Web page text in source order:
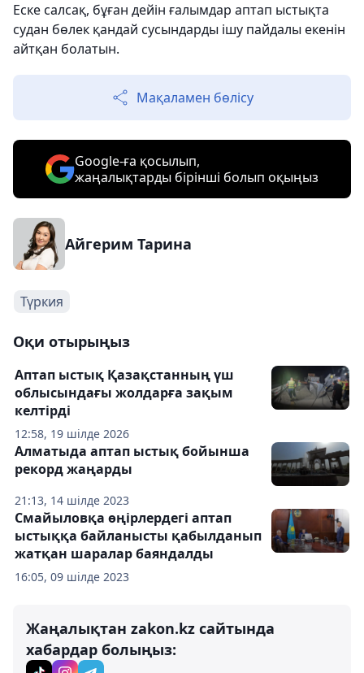
Еске салсақ, бұған дейін ғалымдар аптап ыстықта
судан бөлек қандай сусындарды ішу пайдалы екенін
айтқан болатын.
Мақаламен бөлісу
Google-ға қосылып,
жаңалықтарды бірінші болып оқыңыз
Айгерим Тарина
Түркия
Оқи отырыңыз
12:58, 19 шілде 2026
Аптап ыстық Қазақстанның үш
облысындағы жолдарға зақым
келтірді
21:13, 14 шілде 2023
Алматыда аптап ыстық бойынша
рекорд жаңарды
16:05, 09 шілде 2023
Смайыловқа өңірлердегі аптап
ыстыққа байланысты қабылданып
жатқан шаралар баяндалды
Жаңалықтан zakon.kz сайтында
хабардар болыңыз: